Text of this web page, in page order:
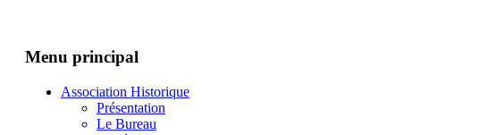
Menu principal
Association Historique
Présentation
Le Bureau